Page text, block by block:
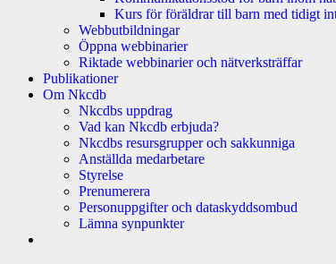
Kurs för föräldrar till barn med tidigt
Webbutbildningar
Öppna webbinarier
Riktade webbinarier och nätverksträffar
Publikationer
Om Nkcdb
Nkcdbs uppdrag
Vad kan Nkcdb erbjuda?
Nkcdbs resursgrupper och sakkunniga
Anställda medarbetare
Styrelse
Prenumerera
Personuppgifter och dataskyddsombud
Lämna synpunkter